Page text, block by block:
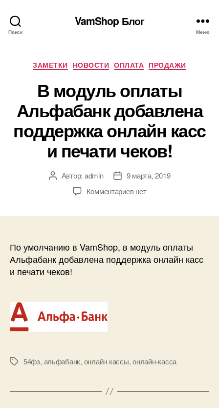
Поиск
VamShop Блог
Меню
Рубрики
ЗАМЕТКИ НОВОСТИ ОПЛАТА ПРОДАЖИ
В модуль оплаты
Альфабанк добавлена
поддержка онлайн касс
и печати чеков!
Автор
записи
Автор: admin
Дата9 марта, 2019
Комментариевк
Альфабанк
добавлена
поддержка
нет
По умолчанию в VamShop, в модуль оплаты
Альфабанк добавлена поддержка онлайн касс
и печати чеков!
Метки54фз, альфабанк, онлайн кассы,онлайн-касса